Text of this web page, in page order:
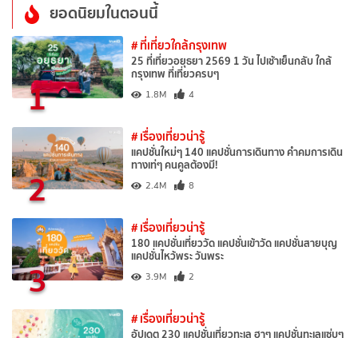
ยอดนิยมในตอนนี้
1
# ที่เที่ยวใกล้กรุงเทพ
25 ที่เที่ยวอยุธยา 2569 1 วัน ไปเช้าเย็นกลับ ใกล้
กรุงเทพ ที่เที่ยวครบๆ
1.8M 4
2
# เรื่องเที่ยวน่ารู้
แคปชั่นใหม่ๆ 140 แคปชั่นการเดินทาง คำคมการเดิน
ทางเท่ๆ คนคูลต้องมี!
2.4M 8
3
# เรื่องเที่ยวน่ารู้
180 แคปชั่นเที่ยววัด แคปชั่นเข้าวัด แคปชั่นสายบุญ
แคปชั่นไหว้พระ วันพระ
3.9M 2
# เรื่องเที่ยวน่ารู้
อัปเดต 230 แคปชั่นเที่ยวทะเล ฮาๆ แคปชั่นทะเลแซ่บๆ